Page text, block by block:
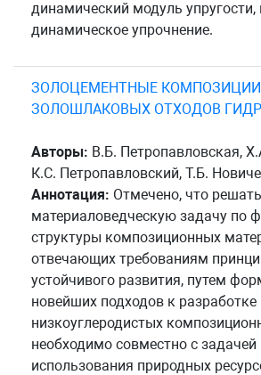
динамический модуль
динамическое упрочнение.
ЗОЛОЦЕМЕНТНЫЕ КОМПОЗИЦИИ
ЗОЛОШЛАКОВЫХ ОТХОДОВ
Авторы: В.Б. Петропавловская,
К.С. Петропавловский, Т.Б.
Аннотация: Отмечено, что решать
материаловедческую задачу по
структуры композиционных
отвечающих требованиям
устойчивого развития, путем
новейших подходов к разработке
низкоуглеродистых
необходимо совместно с
использования природных